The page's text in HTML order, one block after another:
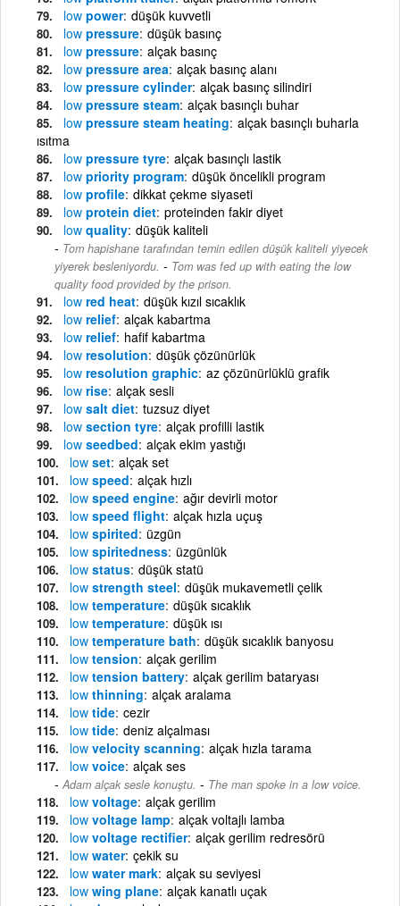
low power düşük kuvvetli
low pressure düşük basınç
low pressure alçak basınç
low pressure area alçak basınç alanı
low pressure cylinder alçak basınç silindiri
low pressure steam alçak basınçlı buhar
low pressure steam heating alçak basınçlı buharla
ısıtma
low pressure tyre alçak basınçlı lastik
low priority program düşük öncelikli program
low profile dikkat çekme siyaseti
low protein diet proteinden fakir diyet
low quality düşük kaliteli
Tom hapishane tarafından temin edilen düşük kaliteli yiyecek
yiyerek besleniyordu. - Tom was fed up with eating the low
quality food provided by the prison.
low red heat düşük kızıl sıcaklık
low relief alçak kabartma
low relief hafif kabartma
low resolution düşük çözünürlük
low resolution graphic az çözünürlüklü grafik
low rise alçak sesli
low salt diet tuzsuz diyet
low section tyre alçak profilli lastik
low seedbed alçak ekim yastığı
low set alçak set
low speed alçak hızlı
low speed engine ağır devirli motor
low speed flight alçak hızla uçuş
low spirited üzgün
low spiritedness üzgünlük
low status düşük statü
low strength steel düşük mukavemetli çelik
low temperature düşük sıcaklık
low temperature düşük ısı
low temperature bath düşük sıcaklık banyosu
low tension alçak gerilim
low tension battery alçak gerilim bataryası
low thinning alçak aralama
low tide cezir
low tide deniz alçalması
low velocity scanning alçak hızla tarama
low voice alçak ses
Adam alçak sesle konuştu. - The man spoke in a low voice.
low voltage alçak gerilim
low voltage lamp alçak voltajlı lamba
low voltage rectifier alçak gerilim redresörü
low water çekik su
low water mark alçak su seviyesi
low wing plane alçak kanatlı uçak